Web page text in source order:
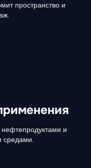
пространство и
и
средами.